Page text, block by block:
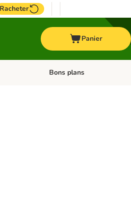
Racheter
Panier
Cheval Dérouler les catégories: Top
Bons plans